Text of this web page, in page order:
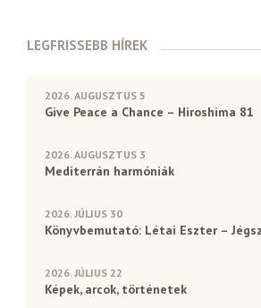
LEGFRISSEBB HÍREK
2026. AUGUSZTUS 5
Give Peace a Chance – Hiroshima 81
2026. AUGUSZTUS 3
Mediterrán harmóniák
2026. JÚLIUS 30
Könyvbemutató: Létai Eszter –
2026. JÚLIUS 22
Képek, arcok, történetek